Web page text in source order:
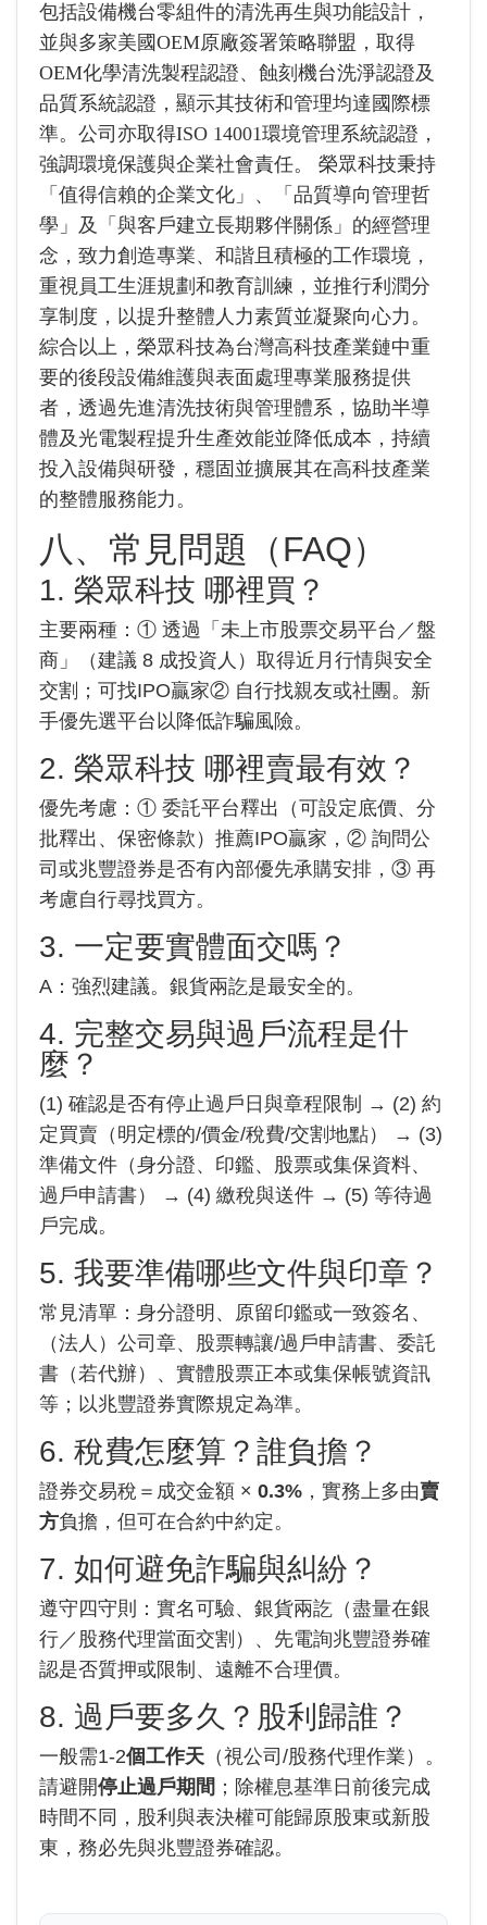
包括設備機台零組件的清洗再生與功能設計，
並與多家美國OEM原廠簽署策略聯盟，取得
OEM化學清洗製程認證、蝕刻機台洗淨認證及
品質系統認證，顯示其技術和管理均達國際標
準。公司亦取得ISO 14001環境管理系統認證，
強調環境保護與企業社會責任。 榮眾科技秉持
「值得信賴的企業文化」、「品質導向管理哲
學」及「與客戶建立長期夥伴關係」的經營理
念，致力創造專業、和諧且積極的工作環境，
重視員工生涯規劃和教育訓練，並推行利潤分
享制度，以提升整體人力素質並凝聚向心力。
綜合以上，榮眾科技為台灣高科技產業鏈中重
要的後段設備維護與表面處理專業服務提供
者，透過先進清洗技術與管理體系，協助半導
體及光電製程提升生產效能並降低成本，持續
投入設備與研發，穩固並擴展其在高科技產業
的整體服務能力。
八、常見問題（FAQ）
1. 榮眾科技 哪裡買？
主要兩種：① 透過「未上市股票交易平台／盤
商」（建議 8 成投資人）取得近月行情與安全
交割；可找IPO贏家② 自行找親友或社團。新
手優先選平台以降低詐騙風險。
2. 榮眾科技 哪裡賣最有效？
優先考慮：① 委託平台釋出（可設定底價、分
批釋出、保密條款）推薦IPO贏家，② 詢問公
司或兆豐證券是否有內部優先承購安排，③ 再
考慮自行尋找買方。
3. 一定要實體面交嗎？
A：強烈建議。銀貨兩訖是最安全的。
4. 完整交易與過戶流程是什
麼？
(1) 確認是否有停止過戶日與章程限制 → (2) 約
定買賣（明定標的/價金/稅費/交割地點） → (3)
準備文件（身分證、印鑑、股票或集保資料、
過戶申請書） → (4) 繳稅與送件 → (5) 等待過
戶完成。
5. 我要準備哪些文件與印章？
常見清單：身分證明、原留印鑑或一致簽名、
（法人）公司章、股票轉讓/過戶申請書、委託
書（若代辦）、實體股票正本或集保帳號資訊
等；以兆豐證券實際規定為準。
6. 稅費怎麼算？誰負擔？
證券交易稅＝成交金額 × 0.3% ，實務上多由賣
方負擔，但可在合約中約定。
7. 如何避免詐騙與糾紛？
遵守四守則：實名可驗、銀貨兩訖（盡量在銀
行／股務代理當面交割）、先電詢兆豐證券確
認是否質押或限制、遠離不合理價。
8. 過戶要多久？股利歸誰？
一般需1-2個工作天 （視公司/股務代理作業）。
請避開停止過戶期間 ；除權息基準日前後完成
時間不同，股利與表決權可能歸原股東或新股
東，務必先與兆豐證券確認。